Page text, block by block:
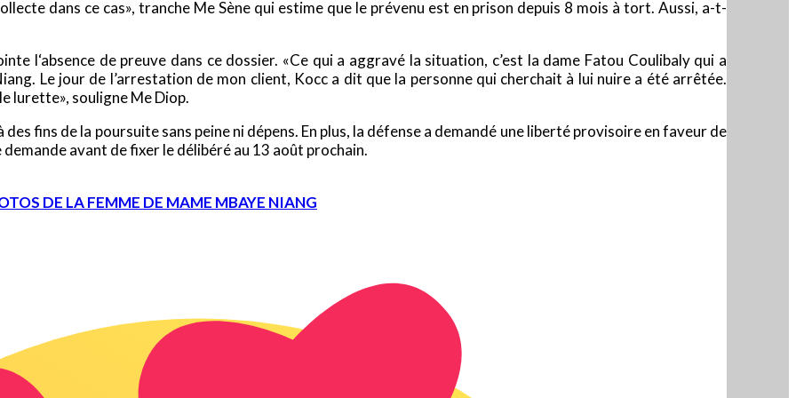
dans ce cas», tranche Me Sène qui estime que le prévenu est en prison depuis 8 mois à tort. Aussi, a-t-
l‘absence de preuve dans ce dossier. «Ce qui a aggravé la situation, c’est la dame Fatou Coulibaly qui a
Le jour de l’arrestation de mon client, Kocc a dit que la personne qui cherchait à lui nuire a été arrêtée.
lurette», souligne Me Diop.
fins de la poursuite sans peine ni dépens. En plus, la défense a demandé une liberté provisoire en faveur de
avant de fixer le délibéré au 13 août prochain.
DE LA FEMME DE MAME MBAYE NIANG